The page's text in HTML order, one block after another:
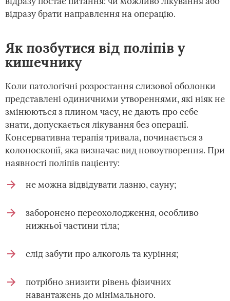
відразу брати направлення на операцію.
Як позбутися від поліпів у
кишечнику
Коли патологічні розростання слизової оболонки
представлені одиничними утвореннями, які ніяк не
змінюються з плином часу, не дають про себе
знати, допускається лікування без операції.
Консервативна терапія тривала, починається з
колоноскопії, яка визначає вид новоутворення. При
наявності поліпів пацієнту:
не можна відвідувати лазню, сауну;
заборонено переохолодження, особливо
нижньої частини тіла;
слід забути про алкоголь та куріння;
потрібно знизити рівень фізичних
навантажень до мінімального.